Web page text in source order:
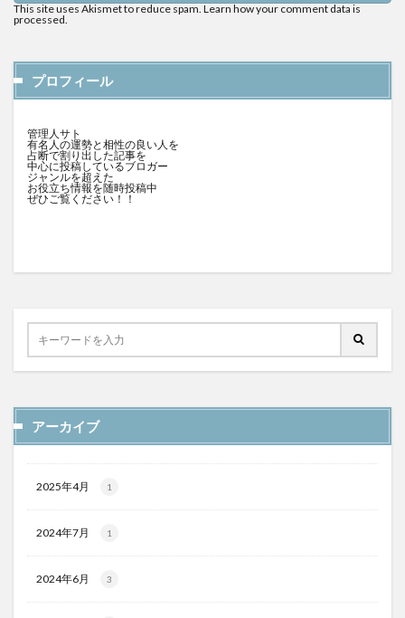
This site uses Akismet to reduce spam. Learn how your comment data is
processed.
プロフィール
管理人サト
有名人の運勢と相性の良い人を
占断で割り出した記事を
中心に投稿しているブロガー
ジャンルを超えた
お役立ち情報を随時投稿中
ぜひご覧ください！！
アーカイブ
2025年4月 1
2024年7月 1
2024年6月 3